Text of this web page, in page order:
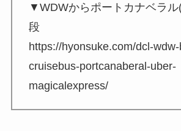
▼WDWからポートカナベラル
段
https://hyonsuke.com/dcl-
cruisebus-portcanaberal-uber-
magicalexpress/